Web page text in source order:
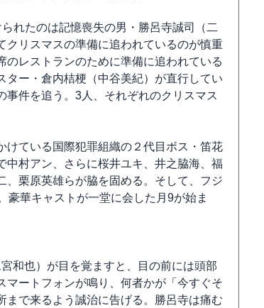
れたのは記憶喪失の男・勝呂寺誠司（二
クリスマスの準備に追われているのが慎重
レストランのために準備に追われている
ター・倉内桔梗（中谷美紀）が直行してい
件を追う。3人、それぞれのクリスマス
けている国際犯罪組織の２代目ボス・笛花
中村アン、さらに桜井ユキ、井之脇海、福
栗原英雄らが脇を固める。そして、フジ
豪華キャストが一堂に会した月9が始ま
和也）が目を覚ますと、目の前には頭部
マートフォンが鳴り、何者かが「今すぐそ
で来るよう誠治に告げる。勝呂寺は痛む